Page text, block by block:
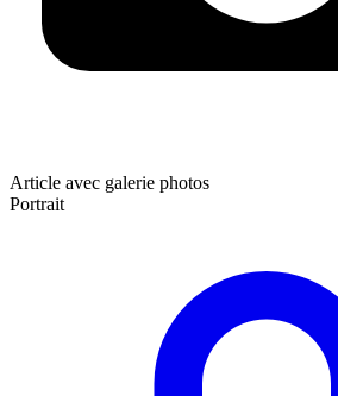
Article avec galerie photos
Portrait